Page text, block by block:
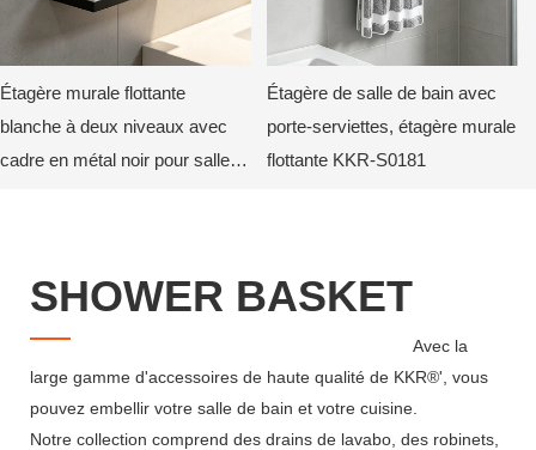
Étagère murale flottante
blanche à deux niveaux avec
cadre en métal noir pour salle
Étagère de salle de bain avec
porte-serviettes, étagère murale
flottante KKR-S0181
SHOWER BASKET
Avec la
large gamme d'accessoires de haute qualité de KKR®', vous
pouvez embellir votre salle de bain et votre cuisine.
Notre collection comprend des drains de lavabo, des robinets,